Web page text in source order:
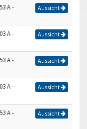
A -
Aussicht
A -
Aussicht
A -
Aussicht
A -
Aussicht
A -
Aussicht